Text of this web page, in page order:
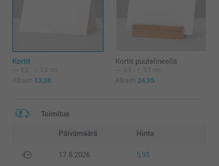
Kortit
8,5 5,5 cm
Alkaen 13,08
Kortit puutelineellä
8,5 5,5 cm
Alkaen 24,95
Toimitus
Päivämäärä Hinta
17.8.2026 5,95